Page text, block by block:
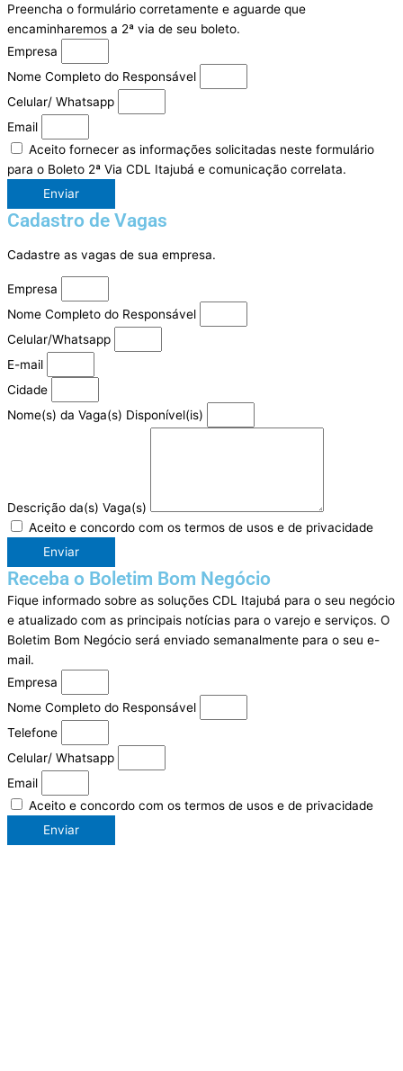
Preencha o formulário corretamente e aguarde que
encaminharemos a 2ª via de seu boleto.
Empresa
Nome Completo do Responsável
Celular/ Whatsapp
Email
Aceito fornecer as informações solicitadas neste formulário
para o Boleto 2ª Via CDL Itajubá e comunicação correlata.
Enviar
Cadastro de Vagas
Cadastre as vagas de sua empresa.
Empresa
Nome Completo do Responsável
Celular/Whatsapp
E-mail
Cidade
Nome(s) da Vaga(s) Disponível(is)
Descrição da(s) Vaga(s)
Aceito e concordo com os termos de usos e de privacidade
Enviar
Receba o Boletim Bom Negócio
Fique informado sobre as soluções CDL Itajubá para o seu negócio
e atualizado com as principais notícias para o varejo e serviços. O
Boletim Bom Negócio será enviado semanalmente para o seu e-
mail.
Empresa
Nome Completo do Responsável
Telefone
Celular/ Whatsapp
Email
Aceito e concordo com os termos de usos e de privacidade
Enviar